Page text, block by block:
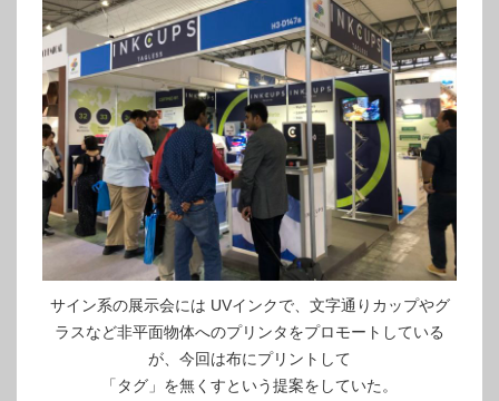
サイン系の展示会には UVインクで、文字通りカップやグ
ラスなど非平面物体へのプリンタをプロモートしている
が、今回は布にプリントして
「タグ」を無くすという提案をしていた。